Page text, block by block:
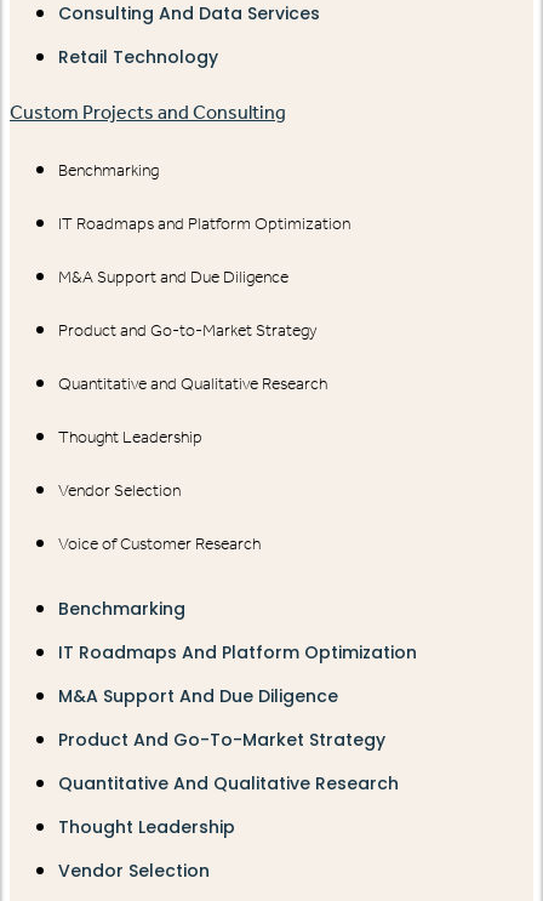
Consulting And Data Services
Retail Technology
Custom Projects and Consulting
Benchmarking
IT Roadmaps and Platform Optimization
M&A Support and Due Diligence
Product and Go-to-Market Strategy
Quantitative and Qualitative Research
Thought Leadership
Vendor Selection
Voice of Customer Research
Benchmarking
IT Roadmaps And Platform Optimization
M&A Support And Due Diligence
Product And Go-To-Market Strategy
Quantitative And Qualitative Research
Thought Leadership
Vendor Selection